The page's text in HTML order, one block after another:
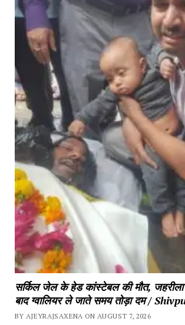
सर्किल जेल के हेड कांस्टेबल की मौत, जहरीला
बाद ग्वालियर ले जाते समय तोड़ा दम /
BY AJEYRAJSAXENA ON AUGUST 7, 2026